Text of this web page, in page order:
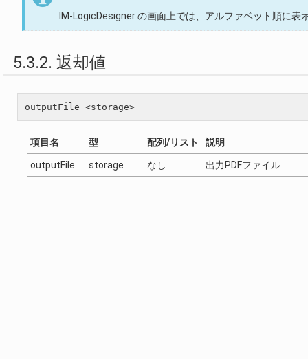
IM-LogicDesigner の画面上では、アルファベット順に表
5.3.2. 返却値
outputFile <storage>
項目名 型 配列/リスト 説明
outputFile storage なし 出力PDFファイル